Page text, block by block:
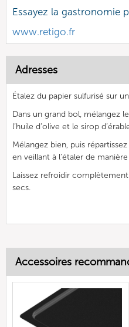
Essayez la gastronomie
www.retigo.fr
Adresses
Étalez du papier sulfurisé sur
Dans un grand bol, mélangez
l’huile d’olive et le sirop
Mélangez bien, puis
en veillant à l’étaler de
Laissez refroidir
secs.
Accessoires